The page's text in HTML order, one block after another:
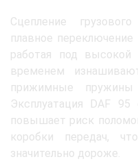
Сцепление
плавное
работая под высокой
временем
прижимные
Эксплуатация DAF
повышает риск
коробки передач,
значительно дороже.